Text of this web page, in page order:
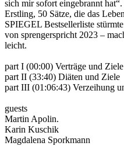
sich mir sofort eingebrannt
Erstling, 50 Sätze, die das
SPIEGEL Bestsellerliste
von sprengerspricht 2023 –
leicht.
part I (00:00) Verträge und Ziele
part II (33:40) Diäten und Ziele
part III (01:06:43) Verzeihung
guests
Martin Apolin.
Karin Kuschik
Magdalena Sporkmann